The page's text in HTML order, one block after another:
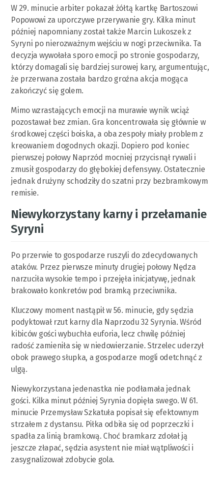
W 29. minucie arbiter pokazał żółtą kartkę Bartoszowi
Popowowi za uporczywe przerywanie gry. Kilka minut
później napomniany został także Marcin Lukoszek z
Syryni po nierozważnym wejściu w nogi przeciwnika. Ta
decyzja wywołała sporo emocji po stronie gospodarzy,
którzy domagali się bardziej surowej kary, argumentując,
że przerwana została bardzo groźna akcja mogąca
zakończyć się golem.
Mimo wzrastających emocji na murawie wynik wciąż
pozostawał bez zmian. Gra koncentrowała się głównie w
środkowej części boiska, a oba zespoły miały problem z
kreowaniem dogodnych okazji. Dopiero pod koniec
pierwszej połowy Naprzód mocniej przycisnął rywali i
zmusił gospodarzy do głębokiej defensywy. Ostatecznie
jednak drużyny schodziły do szatni przy bezbramkowym
remisie.
Niewykorzystany karny i przełamanie
Syryni
Po przerwie to gospodarze ruszyli do zdecydowanych
ataków. Przez pierwsze minuty drugiej połowy Nędza
narzuciła wysokie tempo i przejęła inicjatywę, jednak
brakowało konkretów pod bramką przeciwnika.
Kluczowy moment nastąpił w 56. minucie, gdy sędzia
podyktował rzut karny dla Naprzodu 32 Syrynia. Wśród
kibiców gości wybuchła euforia, lecz chwilę później
radość zamieniła się w niedowierzanie. Strzelec uderzył
obok prawego słupka, a gospodarze mogli odetchnąć z
ulgą.
Niewykorzystana jedenastka nie podłamała jednak
gości. Kilka minut później Syrynia dopięła swego. W 61.
minucie Przemysław Szkatuła popisał się efektownym
strzałem z dystansu. Piłka odbiła się od poprzeczki i
spadła za linią bramkową. Choć bramkarz zdołał ją
jeszcze złapać, sędzia asystent nie miał wątpliwości i
zasygnalizował zdobycie gola.